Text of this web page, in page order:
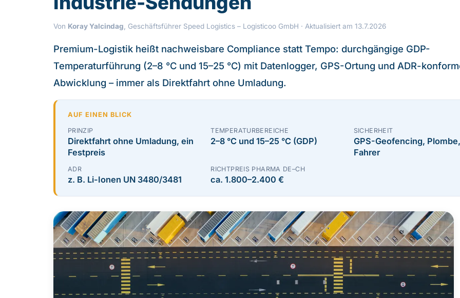
Von Koray Yalcindag , Geschäftsführer Speed Logistics – Logisticoo GmbH · Aktualisiert am 13.7.2026
Premium-Logistik heißt nachweisbare Compliance statt Tempo: durchgängige GDP-
Temperaturführung (2–8 °C und 15–25 °C) mit Datenlogger, GPS-Ortung und ADR-
Abwicklung – immer als Direktfahrt ohne Umladung.
AUF EINEN BLICK
PRINZIP
Direktfahrt ohne Umladung, ein
Festpreis
TEMPERATURBEREICHE
2–8 °C und 15–25 °C (GDP)
SICHERHEIT
GPS-Geofencing,
Fahrer
ADR
z. B. Li-Ionen UN 3480/3481
RICHTPREIS PHARMA DE–CH
ca. 1.800–2.400 €